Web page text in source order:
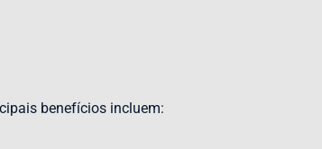
benefícios incluem: